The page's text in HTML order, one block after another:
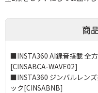
商
■INSTA360 AI録音搭載 全
[CINSABCA-WAVE02]
■INSTA360 ジンバルレン
ック[CINSABNB]